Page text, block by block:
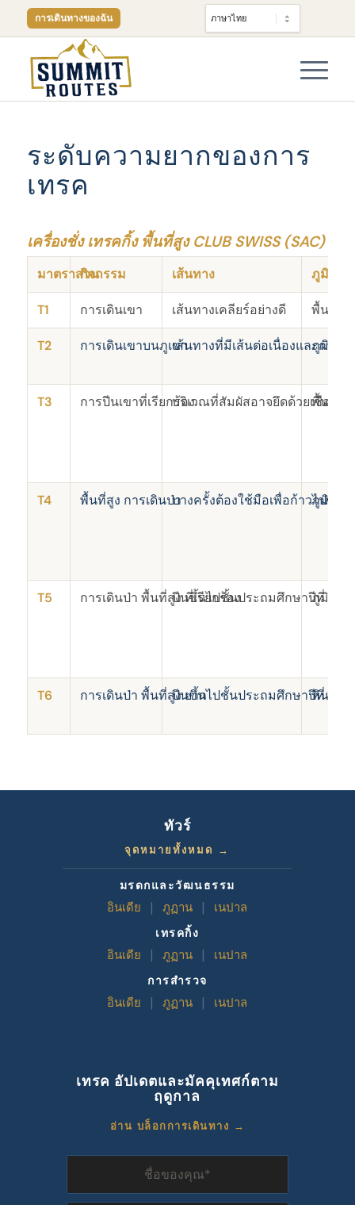
การเดินทางของฉัน
ระดับความยากของการ
เทรค
เครื่องชั่ง เทรคกิ้ง พื้นที่สูง CLUB SWISS (SAC)
มาตราส่วนกิจกรรม เส้นทาง ภูมิประ
T1 การเดินเขา เส้นทางเคลียร์อย่างดี พื้นที่รา
T2 การเดินเขาบนภูเขาเส้นทางที่มีเส้นต่อเนื่องและการ
ภูมิประ
T3 การปีนเขาที่เรียกร้องบริเวณที่สัมผัสอาจยึดด้วยเชือกห
พื้นที่ที่เ
T4 พื้นที่สูง การเดินป่าบางครั้งต้องใช้มือเพื่อก้าวไปข้าง
ภูมิประ
T5 การเดินป่า พื้นที่สูง ที่เรียกร้องปีนขึ้นไปชั้นประถมศึกษาปีที่ 2 อย่
ภูมิประ
T6 การเดินป่า พื้นที่สูง ยากปีนขึ้นไปชั้นประถมศึกษาปีที่ 2หินหยัก
ทัวร์
จุดหมายทั้งหมด →
มรดกและวัฒนธรรม
อินเดีย
ภูฏาน เนปาล
เทรคกิ้ง
อินเดีย
ภูฏาน เนปาล
การสำรวจ
อินเดีย
ภูฏาน เนปาล
เทรค อัปเดตและมัคคุเทศก์ตาม
ฤดูกาล
อ่าน บล็อกการเดินทาง →